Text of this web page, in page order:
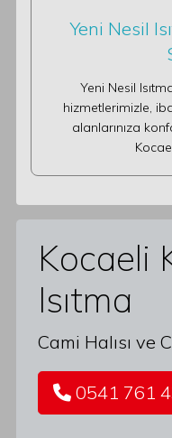
Yeni Nesil
Yeni Nesil
hizmetlerimizle,
alanlarınıza
Kocaeli
Isıtma
Cami Halısı ve
0541 761